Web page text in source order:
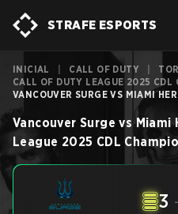
STRAFE ESPORTS
INICIAL CALL OF DUTY
CALL OF DUTY LEAGUE 2025 CDL
VANCOUVER SURGE VS MIAMI
Vancouver Surge vs Miami
League 2025 CDL
3